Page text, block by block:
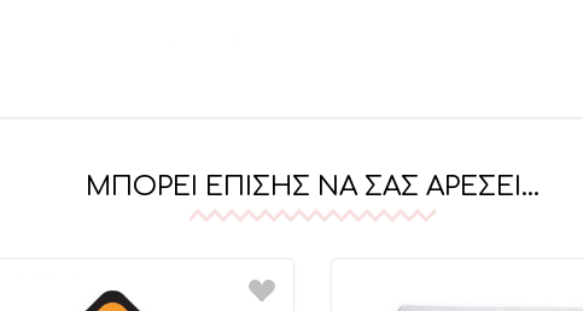
ΜΠΟΡΕΊ ΕΠΊΣΗΣ ΝΑ ΣΑΣ ΑΡΈΣΕΙ…